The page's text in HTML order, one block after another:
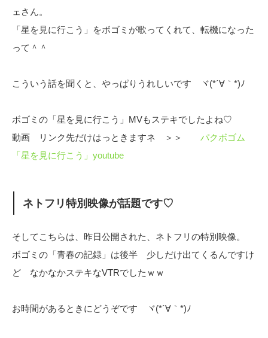
ェさん。
「星を見に行こう」をボゴミが歌ってくれて、転機になった
って＾＾
こういう話を聞くと、やっぱりうれしいです ヾ(*´∀｀*)ﾉ
ボゴミの「星を見に行こう」MVもステキでしたよね♡
動画 リンク先だけはっときますネ ＞＞ パクボゴム
「星を見に行こう」youtube
ネトフリ特別映像が話題です♡
そしてこちらは、昨日公開された、ネトフリの特別映像。
ボゴミの「青春の記録」は後半 少しだけ出てくるんですけ
ど なかなかステキなVTRでしたｗｗ
お時間があるときにどうぞです ヾ(*´∀｀*)ﾉ